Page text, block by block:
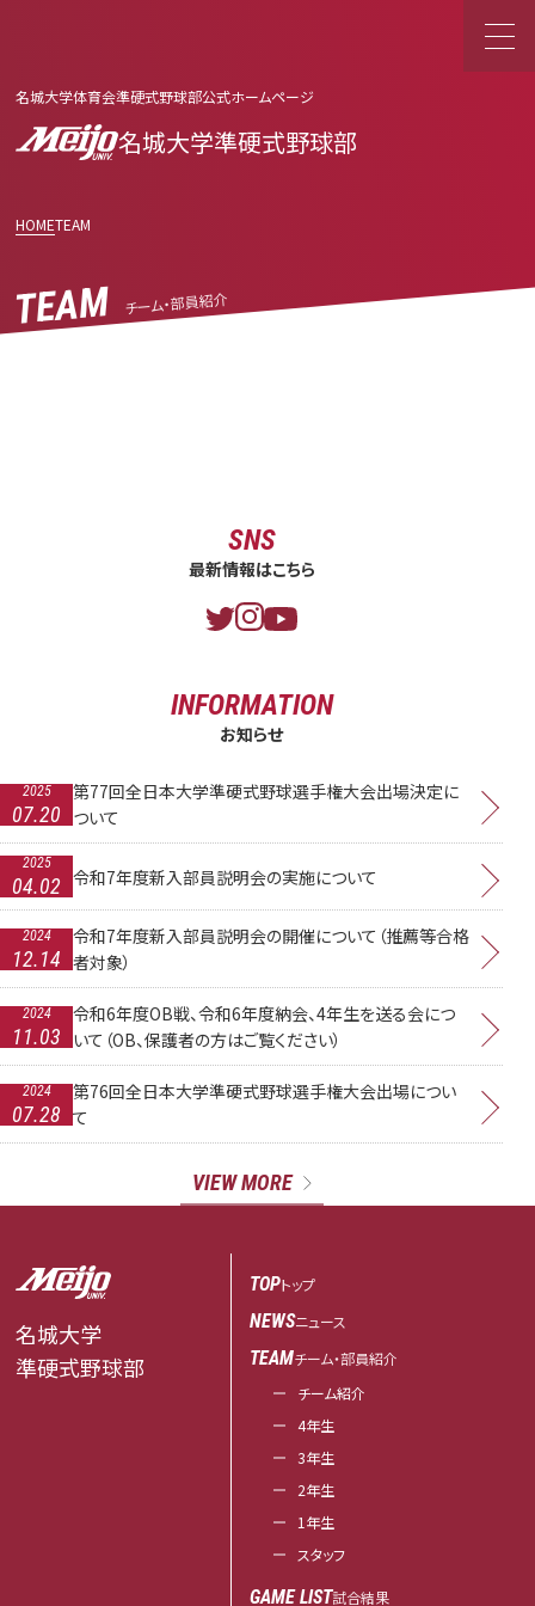
名城大学体育会準硬式野球部公式ホームページ
名城大学準硬式野球部
HOMETEAM
TEAM チーム・部員紹介
SNS
最新情報はこちら
INFORMATION
お知らせ
2025
07.20
第77回全日本大学準硬式野球選手権大会出場決定に
ついて
2025
04.02 令和7年度新入部員説明会の実施について
2024
12.14
令和7年度新入部員説明会の開催について（推薦等合格
者対象）
2024
11.03
令和6年度OB戦、令和6年度納会、4年生を送る会につ
いて（OB、保護者の方はご覧ください）
2024
07.28
第76回全日本大学準硬式野球選手権大会出場につい
て
VIEW MORE
名城大学
準硬式野球部
TOPトップ
NEWSニュース
TEAMチーム・部員紹介
チーム紹介
4年生
3年生
2年生
1年生
スタッフ
GAME LIST試合結果